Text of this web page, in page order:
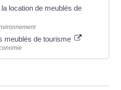
location de meublés de
meublés de tourisme